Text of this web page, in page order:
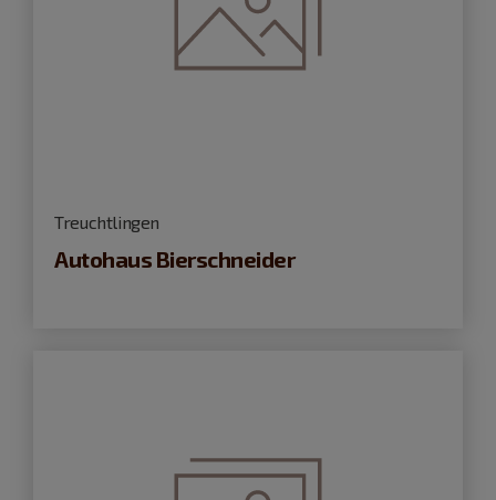
Treuchtlingen
Autohaus Bierschneider